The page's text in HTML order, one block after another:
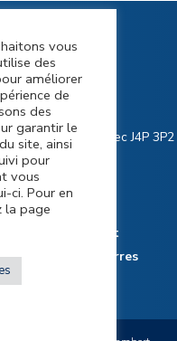
Lambert, Québec J4P 3P2
et stationnement
des terres
vous
des
améliorer
de
des
garantir le
site, ainsi
pour
vous
ci. Pour en
la page